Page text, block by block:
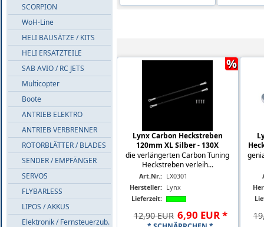
SCORPION
WoH-Line
HELI BAUSÄTZE / KITS
HELI ERSATZTEILE
SAB AVIO / RC JETS
Multicopter
Boote
ANTRIEB ELEKTRO
ANTRIEB VERBRENNER
ROTORBLÄTTER / BLADES
SENDER / EMPFÄNGER
SERVOS
FLYBARLESS
LIPOS / AKKUS
Elektronik / Fernsteuerzub.
Lynx Carbon Heckstreben
120mm XL Silber - 130X
die verlängerten Carbon Tuning
Heckstreben verleih...
Art.Nr.: LX0301
Hersteller: Lynx
Lieferzeit:
12,90 EUR 6,90 EUR*
%